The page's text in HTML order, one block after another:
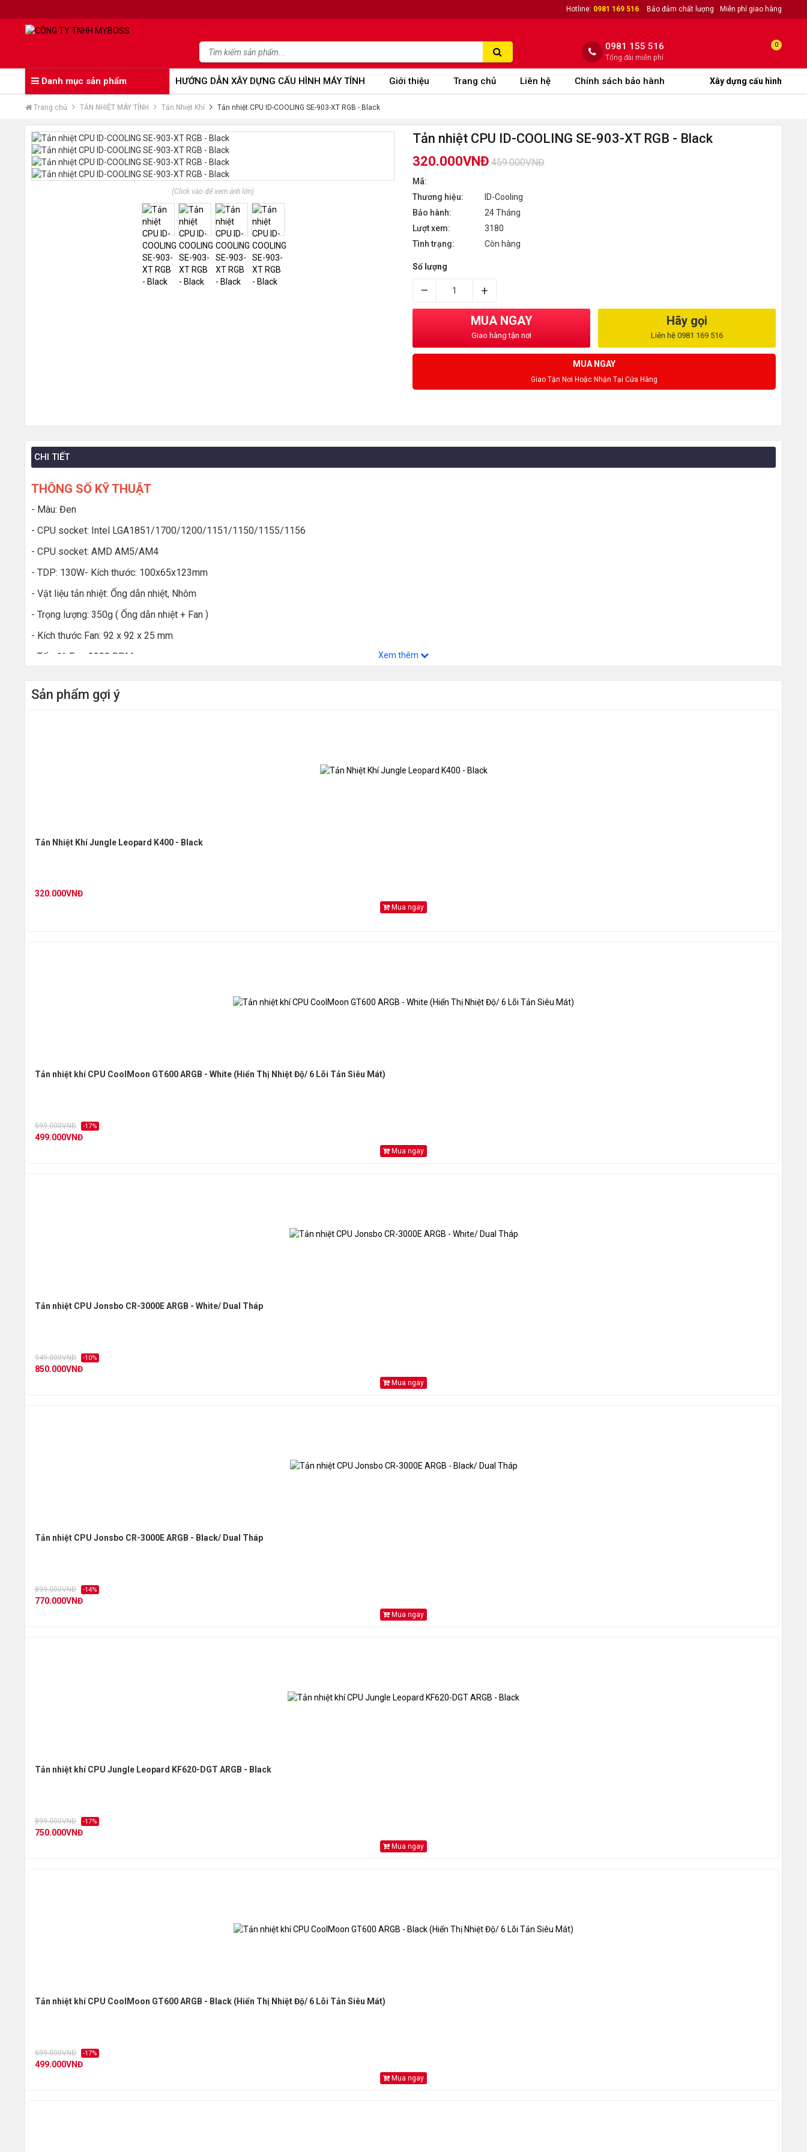
Hotline: 0981 169 516 Bảo đảm chất lượng Miễn phí giao hàng
0981 155 516
Tổng đài miễn phí
0
Danh mục sản phẩm HƯỚNG DẪN XÂY DỰNG CẤU HÌNH MÁY TÍNH Giới thiệu Trang chủ Liên hệ Chính sách bảo hành Xây dựng cấu hình
Trang chủ TẢN NHIỆT MÁY TÍNH Tản Nhiệt Khí Tản nhiệt CPU ID-COOLING SE-903-XT RGB - Black
(Click vào để xem ảnh lớn)
Tản nhiệt CPU ID-COOLING SE-903-XT RGB - Black
320.000VNĐ 459.000VNĐ
Mã:
Thương hiệu:
ID-Cooling
Bảo hành:
24 Tháng
Lượt xem:
3180
Tình trạng:
Còn hàng
Số lượng
– +
MUA NGAY
Giao hàng tận nơi
Hãy gọi
Liên hệ 0981 169 516
MUA NGAY
Giao Tận Nơi Hoặc Nhận Tại Cửa Hàng
CHI TIẾT
THÔNG SỐ KỸ THUẬT
- Màu: Đen
- CPU socket: Intel LGA1851/1700/1200/1151/1150/1155/1156
- CPU socket: AMD AM5/AM4
- TDP: 130W- Kích thước: 100x65x123mm
- Vật liệu tản nhiệt: Ống dẫn nhiệt, Nhôm
- Trọng lượng: 350g ( Ống dẫn nhiệt + Fan )
- Kích thước Fan: 92 x 92 x 25 mm
- Tốc độ Fan: 2200 RPM
- Áp suất quạt: 1.94mmH20
Xem thêm
Sản phẩm gợi ý
Tản Nhiệt Khí Jungle Leopard K400 - Black
320.000VNĐ
Mua ngay
Tản nhiệt khí CPU CoolMoon GT600 ARGB - White (Hiển Thị Nhiệt Độ/ 6 Lõi Tản Siêu Mát)
599.000VNĐ -17%
499.000VNĐ
Mua ngay
Tản nhiệt CPU Jonsbo CR-3000E ARGB - White/ Dual Tháp
949.000VNĐ -10%
850.000VNĐ
Mua ngay
Tản nhiệt CPU Jonsbo CR-3000E ARGB - Black/ Dual Tháp
899.000VNĐ -14%
770.000VNĐ
Mua ngay
Tản nhiệt khí CPU Jungle Leopard KF620-DGT ARGB - Black
899.000VNĐ -17%
750.000VNĐ
Mua ngay
Tản nhiệt khí CPU CoolMoon GT600 ARGB - Black (Hiển Thị Nhiệt Độ/ 6 Lõi Tản Siêu Mát)
599.000VNĐ -17%
499.000VNĐ
Mua ngay